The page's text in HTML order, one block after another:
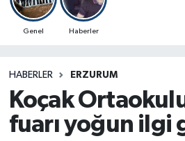
Genel Haberler
HABERLER ERZURUM
Koçak
fuarı yoğun ilgi
Süper Lig Puan Durumu ve
Son Dakika Haberleri
Haber Arşivi